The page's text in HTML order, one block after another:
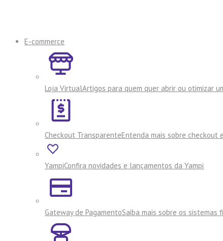
E-commerce
Loja VirtualArtigos para quem quer abrir ou otimizar
Checkout TransparenteEntenda mais sobre checkout
YampiConfira novidades e lançamentos da Yampi
Gateway de PagamentoSaiba mais sobre os sistemas